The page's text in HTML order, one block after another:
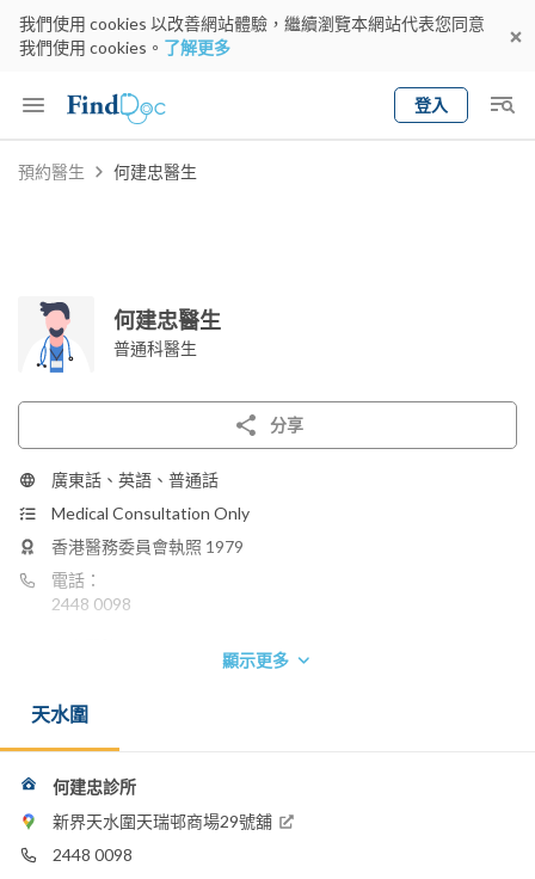
我們使用 cookies 以改善網站體驗，繼續瀏覽本網站代表您同意
我們使用 cookies。 了解更多
登入
Keyword
預約醫生 何建忠醫生
何建忠醫生
普通科醫生
分享
廣東話、英語、普通話
Medical Consultation Only
香港醫務委員會執照 1979
電話：
2448 0098
顯示更多
天水圍
何建忠診所
新界天水圍天瑞邨商場29號舖
2448 0098